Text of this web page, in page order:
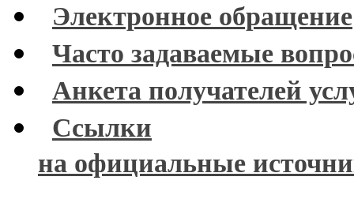
Электронное обращение
Часто задаваемые
Анкета получателей
Ссылки
на официальные